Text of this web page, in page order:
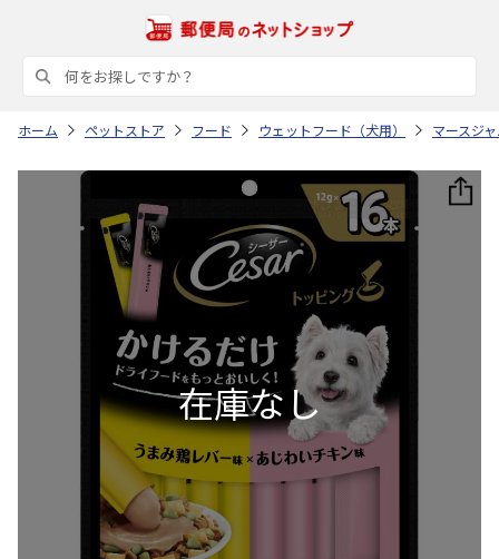
ホーム ペットストア フード ウェットフード（犬用） マースジ